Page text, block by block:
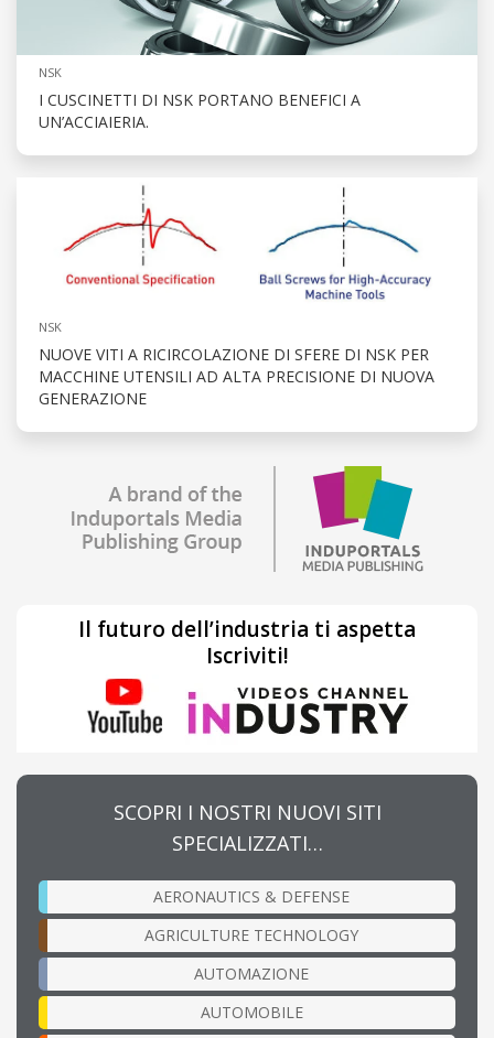
NSK
I CUSCINETTI DI NSK PORTANO BENEFICI A
UN’ACCIAIERIA.
NSK
NUOVE VITI A RICIRCOLAZIONE DI SFERE DI NSK PER
MACCHINE UTENSILI AD ALTA PRECISIONE DI NUOVA
GENERAZIONE
Il futuro dell’industria ti aspetta
Iscriviti!
SCOPRI I NOSTRI NUOVI SITI
SPECIALIZZATI…
AERONAUTICS & DEFENSE
AGRICULTURE TECHNOLOGY
AUTOMAZIONE
AUTOMOBILE